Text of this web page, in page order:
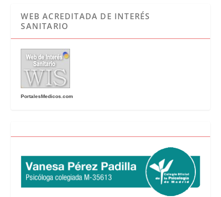
WEB ACREDITADA DE INTERÉS
SANITARIO
PortalesMedicos.com